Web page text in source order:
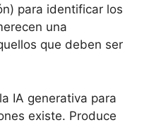
para identificar los
una
que deben ser
IA generativa para
existe. Produce